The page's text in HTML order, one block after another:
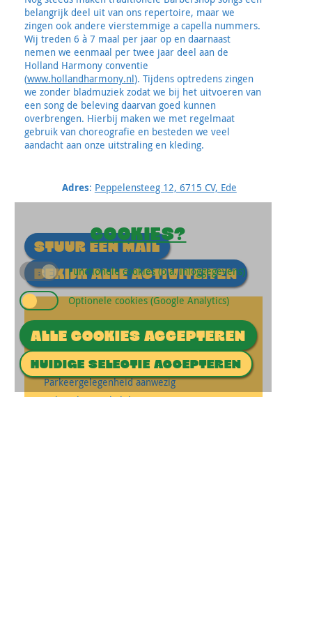
belangrijk deel uit van ons repertoire, maar we
zingen ook andere vierstemmige a capella nummers.
Wij treden 6 à 7 maal per jaar op en daarnaast
nemen we eenmaal per twee jaar deel aan de
Holland Harmony conventie
(www.hollandharmony.nl). Tijdens optredens zingen
we zonder bladmuziek zodat we bij het uitvoeren van
een song de beleving daarvan goed kunnen
overbrengen. Hierbij maken we met regelmaat
gebruik van choreografie en besteden we veel
aandacht aan onze uitstraling en kleding.
Adres: Peppelensteeg 12, 6715 CV, Ede
STUUR EEN MAIL
BEKIJK ALLE ACTIVITEITEN
BEREIKBAARHEID
Parkeergelegenheid aanwezig
Rolstoeltoegankelijk
COOKIES?
Functionele cookies (o.a. inloggegevens)
Optionele cookies (Google Analytics)
ALLE COOKIES ACCEPTEREN
HUIDIGE SELECTIE ACCEPTEREN